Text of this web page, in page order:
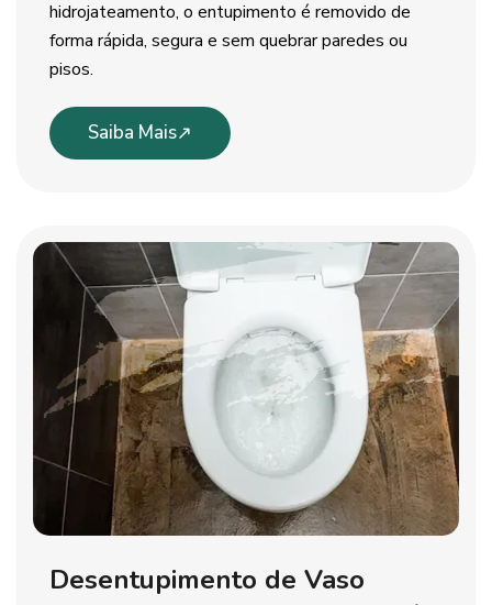
hidrojateamento, o entupimento é removido de
forma rápida, segura e sem quebrar paredes ou
pisos.
Saiba Mais
Desentupimento de Vaso